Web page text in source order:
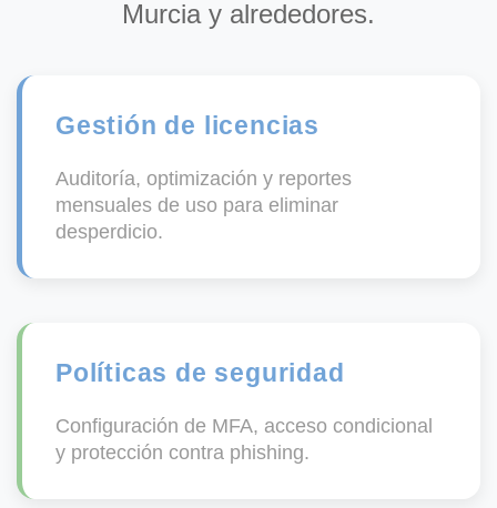
Murcia y alrededores.
Gestión de licencias
Auditoría, optimización y reportes
mensuales de uso para eliminar
desperdicio.
Políticas de seguridad
Configuración de MFA, acceso condicional
y protección contra phishing.